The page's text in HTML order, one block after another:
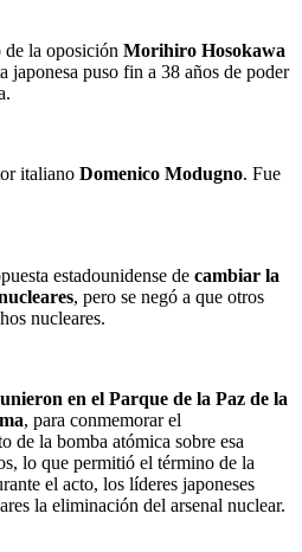
la oposición Morihiro Hosokawa
puso fin a 38 años de poder
italiano Domenico Modugno. Fue
estadounidense de cambiar la
, pero se negó a que otros
nucleares.
en el Parque de la Paz de la
, para conmemorar el
de la bomba atómica sobre esa
lo que permitió el término de la
el acto, los líderes japoneses
la eliminación del arsenal nuclear.